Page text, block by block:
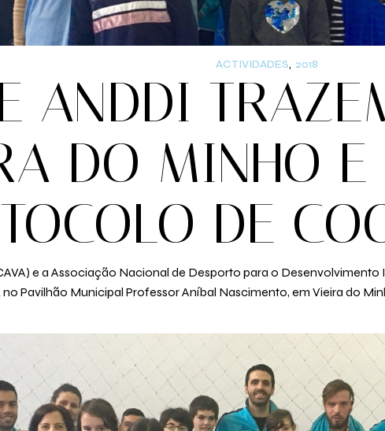
ACTIVIDADES 2018
ANDDI
DO MINHO
DE
e a Associação Nacional de Desporto para o
no Pavilhão Municipal Professor Aníbal Nascimento, em Vieira do